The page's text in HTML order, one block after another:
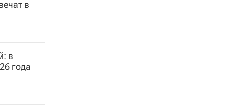
в
в
года